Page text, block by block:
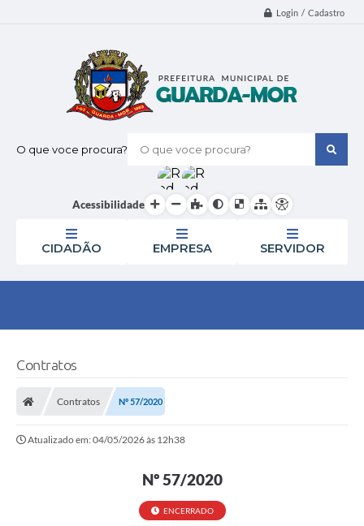
Login / Cadastro
O que voce procura?
Acessibilidade
CIDADÃO EMPRESA SERVIDOR
Contratos
Contratos Nº 57/2020
Atualizado em: 04/05/2026 às 12h38
Nº 57/2020
ENCERRADO